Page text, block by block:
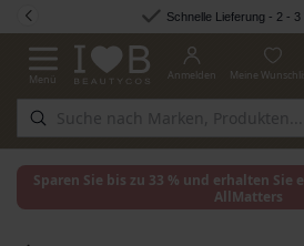
Zum Inhalt springenSchnelle Lieferung - 2 - 3
Navigation umschalten
Menü Anmelden Meine
Sparen Sie bis zu 33 % und erhalten Sie
AllMatters